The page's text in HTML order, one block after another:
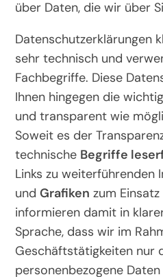
über Daten, die wir über
Datenschutzerklärungen
sehr technisch und
Fachbegriffe. Diese
Ihnen hingegen die
und transparent wie
Soweit es der
technische Begriffe
Links zu
undGrafiken zum
informieren damit in
Sprache, dass wir im
Geschäftstätigkeiten nur
personenbezogene